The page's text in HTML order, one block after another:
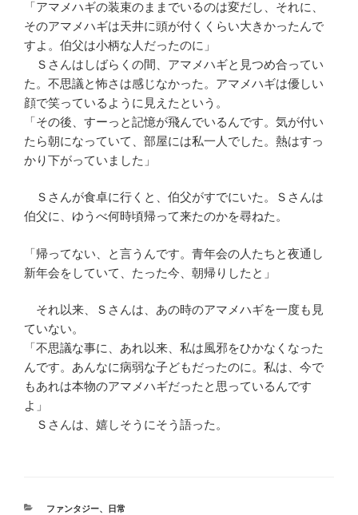
「アマメハギの装束のままでいるのは変だし、それに、
そのアマメハギは天井に頭が付くくらい大きかったんで
すよ。伯父は小柄な人だったのに」
Ｓさんはしばらくの間、アマメハギと見つめ合ってい
た。不思議と怖さは感じなかった。アマメハギは優しい
顔で笑っているように見えたという。
「その後、すーっと記憶が飛んでいるんです。気が付い
たら朝になっていて、部屋には私一人でした。熱はすっ
かり下がっていました」
Ｓさんが食卓に行くと、伯父がすでにいた。Ｓさんは
伯父に、ゆうべ何時頃帰って来たのかを尋ねた。
「帰ってない、と言うんです。青年会の人たちと夜通し
新年会をしていて、たった今、朝帰りしたと」
それ以来、Ｓさんは、あの時のアマメハギを一度も見
ていない。
「不思議な事に、あれ以来、私は風邪をひかなくなった
んです。あんなに病弱な子どもだったのに。私は、今で
もあれは本物のアマメハギだったと思っているんです
よ」
Ｓさんは、嬉しそうにそう語った。
カ
ファンタジー、 日常